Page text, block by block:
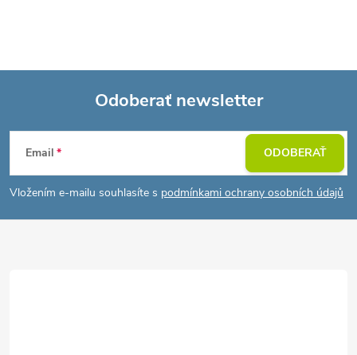
Z
á
p
Odoberať newsletter
Email
Vložením e-mailu souhlasíte s podmínkami ochrany osobních údajů
ODOBERAŤ